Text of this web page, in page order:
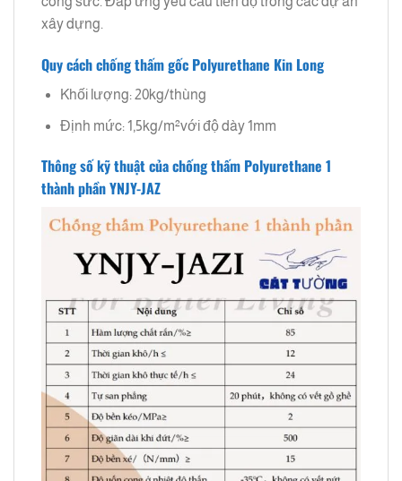
xây dựng.
Quy cách chống thấm gốc Polyurethane Kin Long
Khối lượng: 20kg/thùng
Định mức: 1,5kg/m²với độ dày 1mm
Thông số kỹ thuật của chống thấm Polyurethane 1
thành phần YNJY-JAZ